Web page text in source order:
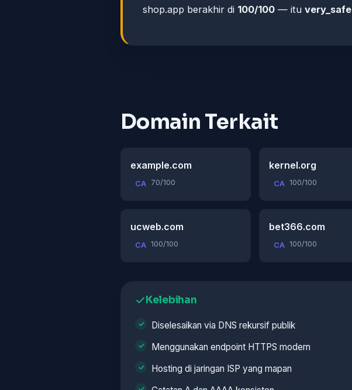
shop.app berakhir di 100/100 — itu very_safe
Domain Terkait
example.com
CA 70/100
kernel.org
CA 100/100
ucweb.com
CA 100/100
bet366.com
CA 100/100
Kelebihan
Diselesaikan via DNS rekursif publik
Menggunakan endpoint HTTPS modern
Hosting di jaringan ISP yang mapan